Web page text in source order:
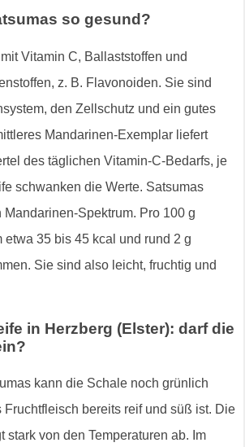
so gesund?
Vitamin C, Ballaststoffen und
z. B. Flavonoiden. Sie sind
den Zellschutz und ein gutes
Mandarinen-Exemplar liefert
des täglichen Vitamin-C-Bedarfs, je
schwanken die Werte. Satsumas
Mandarinen-Spektrum. Pro 100 g
etwa 35 bis 45 kcal und rund 2 g
Sie sind also leicht, fruchtig und
in Herzberg (Elster): darf die
kann die Schale noch grünlich
bereits reif und süß ist. Die
stark von den Temperaturen ab. Im